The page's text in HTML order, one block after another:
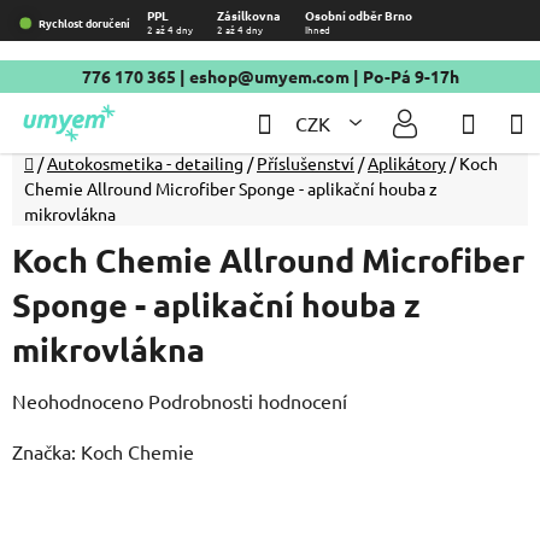
Přejít
na
obsah
Rychlost doručení PPL Zásilkovna Osobní odběr Brno
2 až 4 dny 2 až 4 dny Ihned
776 170 365 | eshop@umyem.com| Po-Pá 9-17h
CZK
Hledat
Domů
/Autokosmetika - detailing / Příslušenství /Aplikátory / Koch
Chemie Allround Microfiber Sponge - aplikační houba z
mikrovlákna
Koch Chemie Allround Microfiber
Sponge - aplikační houba z
mikrovlákna
Průměrné
produktu
Neohodnoceno Podrobnosti hodnocení
Značka: Koch Chemie